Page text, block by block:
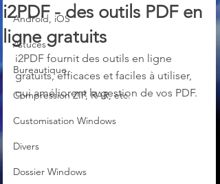
Android, iOS
Astuces
Bureautique
Compression ZIP, RAR, etc.
Customisation Windows
Divers
Dossier Windows
i2PDF - des outils PDF en
ligne gratuits
i2PDF fournit des outils en ligne
gratuits, efficaces et faciles à utiliser,
qui améliorent la gestion de vos PDF.